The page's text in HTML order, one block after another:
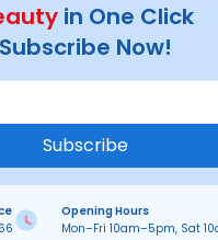
in One Click
Subscribe Now!
Subscribe
Opening Hours
Mon–Fri 10am–5pm, Sat